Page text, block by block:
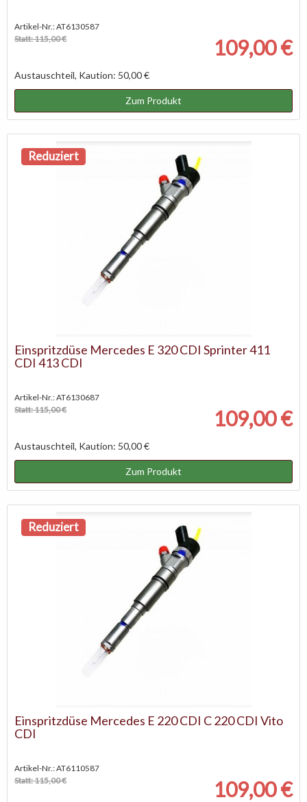
Artikel-Nr.: AT6130587
Statt: 115,00 €
109,00 €
Austauschteil, Kaution: 50,00 €
Zum Produkt
Reduziert
Einspritzdüse Mercedes E 320 CDI Sprinter 411
CDI 413 CDI
Artikel-Nr.: AT6130687
Statt: 115,00 €
109,00 €
Austauschteil, Kaution: 50,00 €
Zum Produkt
Reduziert
Einspritzdüse Mercedes E 220 CDI C 220 CDI Vito
CDI
Artikel-Nr.: AT6110587
Statt: 115,00 €
109,00 €